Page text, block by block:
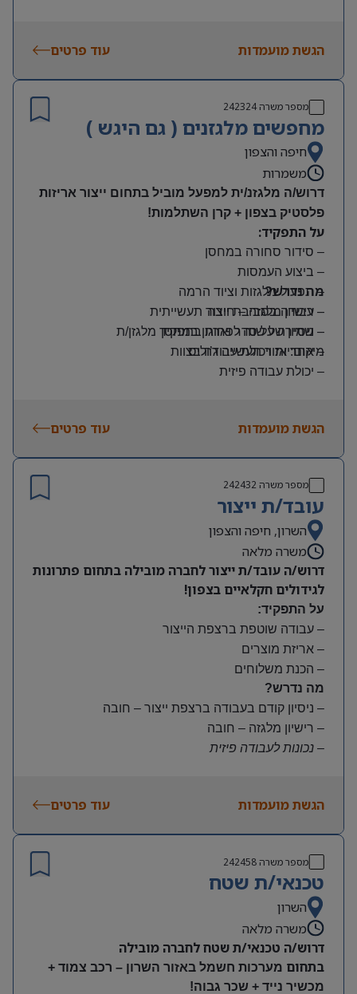
הגשת מועמדות עוד פרטים
מספר משרה242324
מחפשים מלגזנים ( גם היגש )
חיפה והצפון
משמרות
דרוש/ה מלגזנ/ית למפעל מוביל בתחום ייצור אריזות
פלסטיק בצפון + קרן השתלמות!
על התפקיד:
– סידור סחורה במחסן
– ביצוע העמסות
– תפעול מלגזות וציוד הרמה
– עבודה בסביבת ייצור תעשייתית
– שמירה על סדר וארגון במחסן
מה נדרש?
– רישיון מלגזה – חובה
– ניסיון של שנה לפחות בתפקיד מלגזן/ת
– אחריות ויכולת עבודה בצוות
– יכולת עבודה פיזית
משמרות:
שעות נוספות לפי צורך
תנאים:
סיבוס
קרן השתלמות
מיקום: אזור תעשייה ג’וליס
הגשת מועמדות עוד פרטים
מספר משרה 242432
עובד/ת ייצור
השרון, חיפה והצפון
משרה מלאה
דרוש/ה עובד/ת ייצור לחברה מובילה בתחום פתרונות
לגידולים חקלאיים בצפון!
על התפקיד:
– עבודה שוטפת ברצפת הייצור
– אריזת מוצרים
– הכנת משלוחים
מה נדרש?
– ניסיון קודם בעבודה ברצפת ייצור – חובה
– רישיון מלגזה – חובה
– נכונות לעבודה פיזית
משרה מלאה | ימים א-ה | 6:30-15:30
קרן השתלמות ובונוסים
עובד חברה מהיום הראשון
מיקום: חדרה
הגשת מועמדות עוד פרטים
מספר משרה242458
טכנאי/ת שטח
השרון
משרה מלאה
דרוש/ה טכנאי/ת שטח לחברה מובילה
בתחום מערכות חשמל באזור השרון – רכב צמוד +
מכשיר נייד + שכר גבוה!